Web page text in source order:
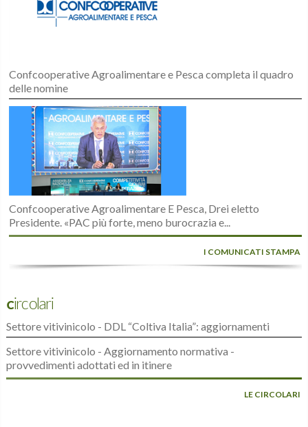
Confcooperative Agroalimentare e Pesca completa il quadro
delle nomine
Confcooperative Agroalimentare E Pesca, Drei eletto
Presidente. «PAC più forte, meno burocrazia e...
I COMUNICATI STAMPA
Circolari
Settore vitivinicolo - DDL “Coltiva Italia”: aggiornamenti
Settore vitivinicolo - Aggiornamento normativa -
provvedimenti adottati ed in itinere
LE CIRCOLARI